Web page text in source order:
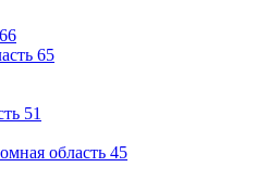
66
65
51
область 45